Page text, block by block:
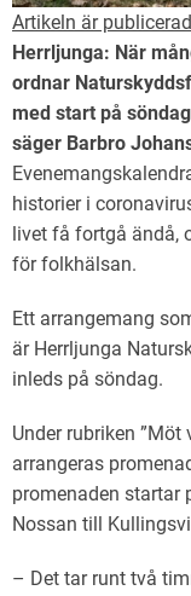
Artikeln är
Herrljunga: När
ordnar
med start på
säger Barbro
historier i
livet få fortgå ändå,
för folkhälsan.
Ett arrangemang
är Herrljunga
inleds på söndag.
Under rubriken
arrangeras
promenaden startar
Nossan till
– Det tar runt två